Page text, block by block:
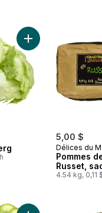
Ajouter Laitue
5,00 $
Délices du
Pommes
Russet,
4.54 kg, 0,11